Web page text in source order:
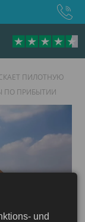
ПИЛОТНУЮ
ПО ПРИБЫТИИ
und